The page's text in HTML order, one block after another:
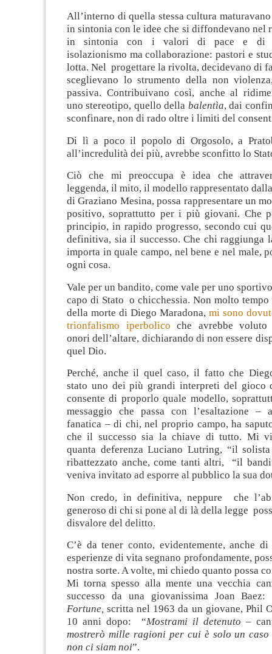
All’interno di quella stessa cultura
in sintonia con le idee che si diffondevano nel
in sintonia con i valori di pace e di
isolazionismo ma collaborazione: pastori e
lotta. Nel progettare la rivolta, decidevano di
sceglievano lo strumento della non
passiva. Contribuivano così, anche al
uno stereotipo, quello della balentìa, dai
sconfinare, non di rado oltre i limiti del
Di lì a poco il popolo di Orgosolo, a
all’incredulità dei più, avrebbe sconfitto lo
Ciò che mi preoccupa è idea che
leggenda, il mito, il modello rappresentato
di Graziano Mesina, possa rappresentare un
positivo, soprattutto per i più giovani. Che
principio, in rapido progresso, secondo cui
definitiva, sia il successo. Che chi raggiunga
importa in quale campo, nel bene e nel male,
ogni cosa.
Vale per un bandito, come vale per uno
capo di Stato o chicchessia. Non molto tempo
della morte di Diego Maradona, mi sono
trionfalismo iperbolico che avrebbe
onori dell’altare, dichiarando di non essere
quel Dio.
Perché, anche il quel caso, il fatto che
stato uno dei più grandi interpreti del gioco
consente di proporlo quale modello,
messaggio che passa con l’esaltazione –
fanatica – di chi, nel proprio campo, ha
che il successo sia la chiave di tutto. Mi
quanta deferenza Luciano Lutring, “il
ribattezzato anche, come tanti altri, “il
veniva invitato ad esporre al pubblico la sua
Non credo, in definitiva, neppure che
generoso di chi si pone al di là della legge
disvalore del delitto.
C’è da tener conto, evidentemente, anche
esperienze di vita segnano profondamente,
nostra sorte. A volte, mi chiedo quanto possa
Mi torna spesso alla mente una vecchia
successo da una giovanissima Joan Baez:
Fortune,scritta nel 1963 da un giovane, Phil
10 anni dopo: “Mostrami il detenuto –
mostrerò mille ragioni per cui è solo un caso
non ci siam noi”.